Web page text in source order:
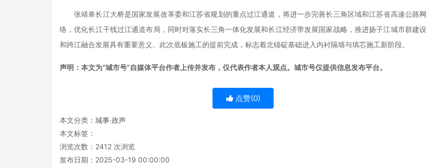
张靖皋长江大桥是国家发展改革委和江苏省规划的重点过江通道，将进一步完善长三角区域和江苏省高速公路网
络，优化长江干线过江通道布局，同时对落实长三角一体化发展和长江经济带发展国家战略，推进扬子江城市群建设
和跨江融合发展具有重要意义。此次底板施工的提前完成，标志着北锚碇基础进入内衬隔墙与填芯施工新阶段。
声明：本文为“城市号”自媒体平台作者上传并发布，仅代表作者本人观点。城市号仅提供信息发布平台。
点赞(0)
本文分类： 城事·政声
本文标签：
浏览次数： 2412 次浏览
发布日期：2025-03-19 00:00:00